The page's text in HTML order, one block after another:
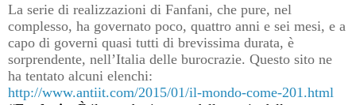
La serie di realizzazioni di Fanfani, che pure, nel
complesso, ha governato poco, quattro anni e sei mesi, e a
capo di governi quasi tutti di brevissima durata, è
sorprendente, nell’Italia delle burocrazie. Questo sito ne
ha tentato alcuni elenchi:
http://www.antiit.com/2015/01/il-mondo-come-201.html